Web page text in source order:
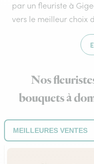
par un fleuriste à
vers le meilleur choix
Nos
bouquets à